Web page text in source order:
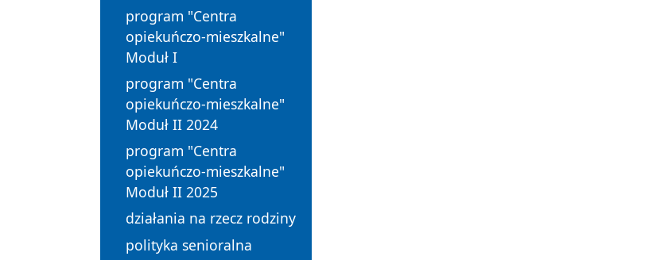
program "Centra
opiekuńczo-mieszkalne"
Moduł I
program "Centra
opiekuńczo-mieszkalne"
Moduł II 2024
program "Centra
opiekuńczo-mieszkalne"
Moduł II 2025
działania na rzecz rodziny
polityka senioralna